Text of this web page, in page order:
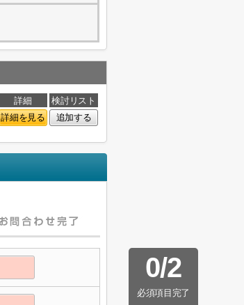
詳細
検討リスト
詳細を見る 追加する
0/2
必須項目完了